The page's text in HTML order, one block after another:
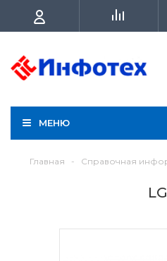
МЕНЮ
Главная - Справочная
LG